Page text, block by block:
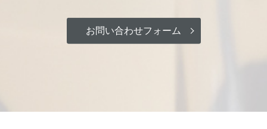
お問い合わせフォーム